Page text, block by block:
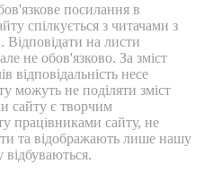
посилання в
спілкується з читачами з
на листи
не обов'язково. За зміст
відповідальність несе
можуть не поділяти зміст
сайту є творчим
працівниками сайту, не
та відображають лише нашу
відбуваються.